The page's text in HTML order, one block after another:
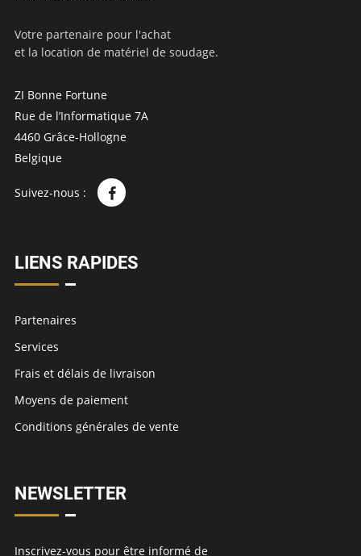
Votre partenaire pour l'achat
et la location de matériel de soudage.
ZI Bonne Fortune
Rue de l’Informatique 7A
4460 Grâce-Hollogne
Belgique
Suivez-nous :
LIENS RAPIDES
Partenaires
Services
Frais et délais de livraison
Moyens de paiement
Conditions générales de vente
NEWSLETTER
Inscrivez-vous pour être informé de